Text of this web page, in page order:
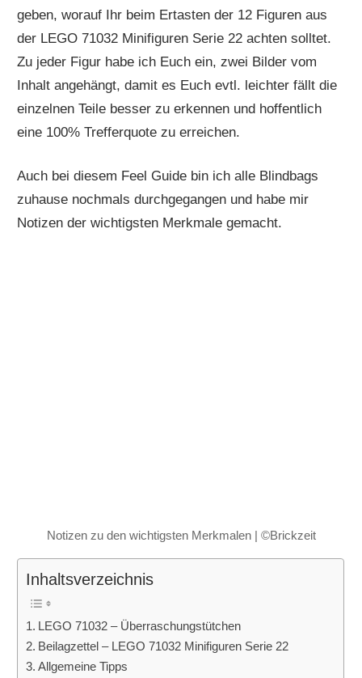
geben, worauf Ihr beim Ertasten der 12 Figuren aus
der LEGO 71032 Minifiguren Serie 22 achten solltet.
Zu jeder Figur habe ich Euch ein, zwei Bilder vom
Inhalt angehängt, damit es Euch evtl. leichter fällt die
einzelnen Teile besser zu erkennen und hoffentlich
eine 100% Trefferquote zu erreichen.
Auch bei diesem Feel Guide bin ich alle Blindbags
zuhause nochmals durchgegangen und habe mir
Notizen der wichtigsten Merkmale gemacht.
Notizen zu den wichtigsten Merkmalen | ©Brickzeit
Inhaltsverzeichnis
LEGO 71032 – Überraschungstütchen
Beilagzettel – LEGO 71032 Minifiguren Serie 22
Allgemeine Tipps